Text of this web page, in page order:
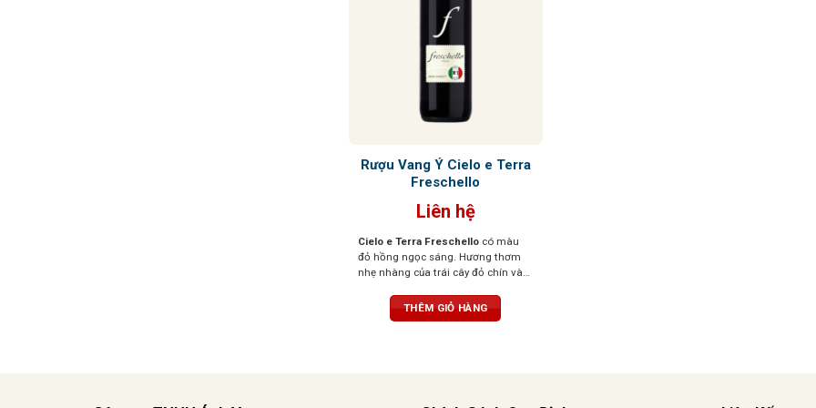
Rượu Vang Ý Cielo e Terra
Freschello
Liên hệ
Cielo e Terra Freschello có màu
đỏ hồng ngọc sáng. Hương thơm
nhẹ nhàng của trái cây đỏ chín và
ngọt ngào khi thưởng thức.
THÊM GIỎ HÀNG